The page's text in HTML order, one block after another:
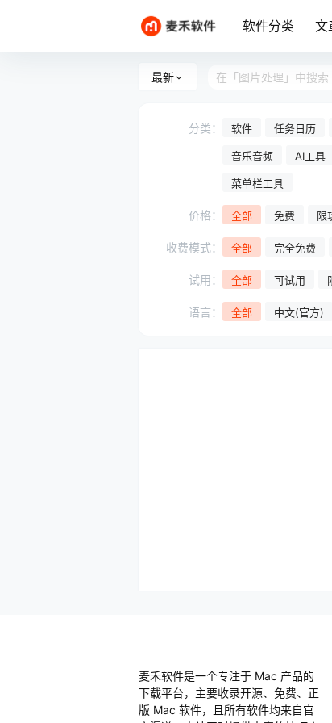
软件分类 文
最新
分类： 软件 任务日历
音乐音频 AI工具
菜单栏工具
价格： 全部 免费 限
收费模式： 全部 完全免费
试用： 全部 可试用
语言： 全部 中文(官方)
麦禾软件是一个专注于 Mac 产品的
下载平台，主要收录开源、免费、正
版 Mac 软件，且所有软件均来自官